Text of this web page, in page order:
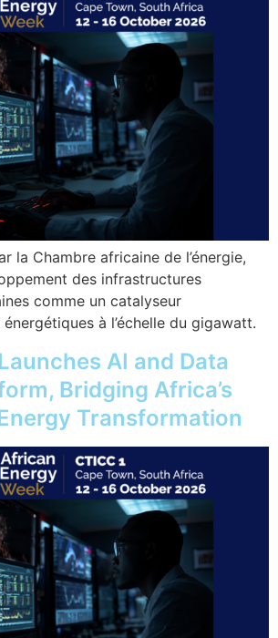
la Chambre africaine de l’énergie,
des infrastructures
comme un catalyseur
énergétiques à l’échelle du gigawatt.
AI and Data
Bridging Africa’s
Transformation